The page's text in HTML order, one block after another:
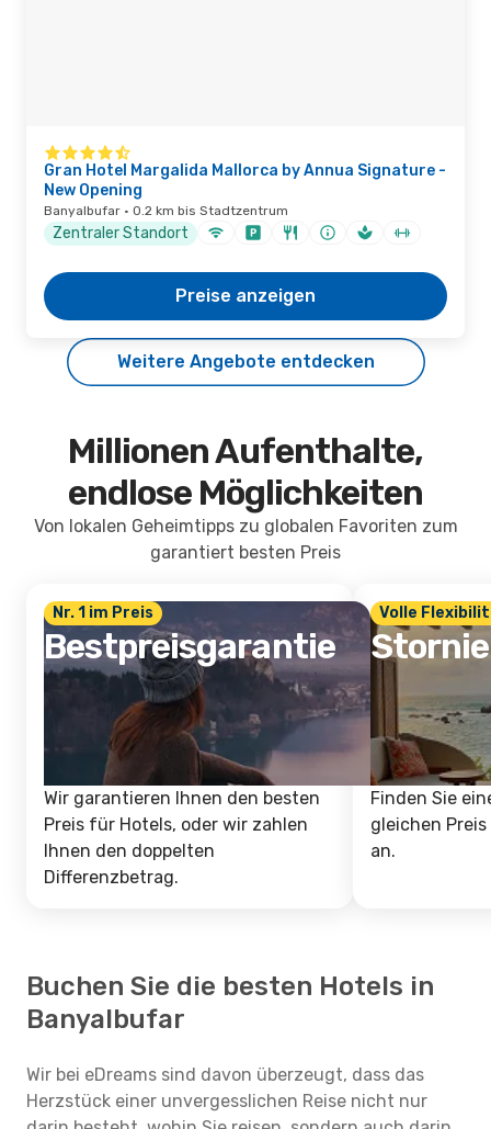
Gran Hotel Margalida Mallorca by Annua Signature -
New Opening
Banyalbufar · 0.2 km bis Stadtzentrum
Zentraler Standort
Preise anzeigen
Weitere Angebote entdecken
Millionen Aufenthalte,
endlose Möglichkeiten
Von lokalen Geheimtipps zu globalen Favoriten zum
garantiert besten Preis
Nr. 1 im Preis
Bestpreisgarantie
Wir garantieren Ihnen den besten
Preis für Hotels, oder wir zahlen
Ihnen den doppelten
Differenzbetrag.
Volle
Finden Sie
gleichen
an.
Buchen Sie die besten Hotels in
Banyalbufar
Wir bei eDreams sind davon überzeugt, dass das
Herzstück einer unvergesslichen Reise nicht nur